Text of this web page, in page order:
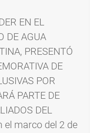
EN EL
DE AGUA
PRESENTÓ
DE
POR
PARTE DE
DEL
el marco del 2 de